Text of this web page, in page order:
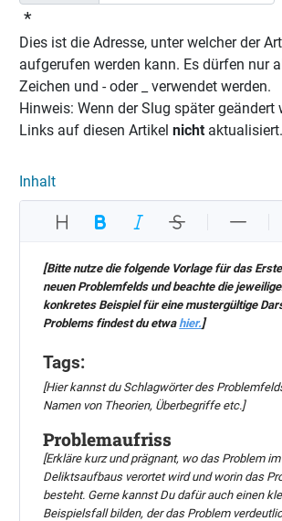
*
Dies ist die Adresse, unter welcher der
aufgerufen werden kann. Es dürfen nur
Zeichen und - oder _ verwendet werden.
Hinweis: Wenn der Slug später geändert
Links auf diesen Artikelnicht aktualisiert.
Inhalt
[Bitte nutze die folgende Vorlage für das
neuen Problemfelds und beachte die
konkretes Beispiel für eine mustergültige
Problems findest du etwa hier.]
Tags:
[Hier kannst du Schlagwörter des
Namen von Theorien, Überbegriffe etc.]
Problemaufriss
[Erkläre kurz und prägnant, wo das Problem
Deliktsaufbaus verortet wird und worin das
besteht. Gerne kannst Du dafür auch einen
Beispielsfall bilden, der das Problem